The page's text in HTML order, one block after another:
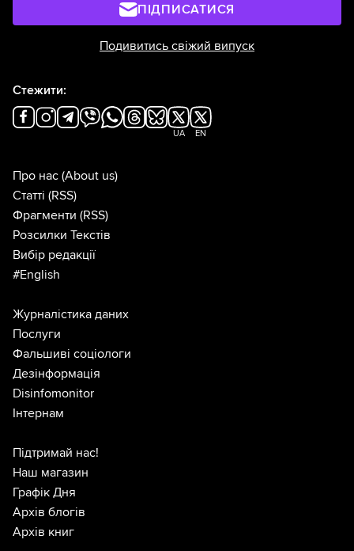
ПІДПИСАТИСЯ
Подивитись свіжий випуск
Стежити:
UA EN
Про нас (About us)
Статті (RSS)
Фрагменти (RSS)
Розсилки Текстів
Вибір редакції
#English
Журналістика даних
Послуги
Фальшиві соціологи
Дезінформація
Disinfomonitor
Інтернам
Підтримай нас!
Наш магазин
Графік Дня
Архів блогів
Архів книг